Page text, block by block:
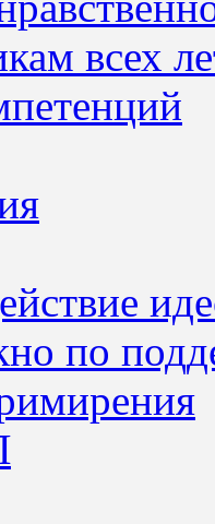
всех
по